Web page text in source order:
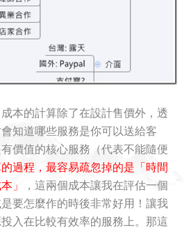
本的計算除了在設計售價外，透
知道哪些服務是你可以送給客
價值的核心服務（代表不能隨便
過程，最容易疏忽掉的是「時間
」
，這兩個成本讓我在評估一個
要怎麼作的時後非常好用！讓我
入在比較有效率的服務上。那這